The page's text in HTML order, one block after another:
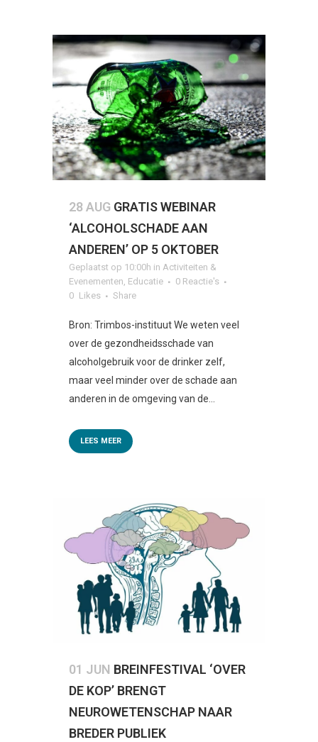
28 AUG GRATIS WEBINAR
‘ALCOHOLSCHADE AAN
ANDEREN’ OP 5 OKTOBER
Geplaatst op 10:00h in Activiteiten &
Evenementen Educatie
0 Reactie's
0 Likes Share
Bron: Trimbos-instituut We weten veel
over de gezondheidsschade van
alcoholgebruik voor de drinker zelf,
maar veel minder over de schade aan
anderen in de omgeving van de...
LEES MEER
01 JUN BREINFESTIVAL ‘OVER
DE KOP’ BRENGT
NEUROWETENSCHAP NAAR
BREDER PUBLIEK